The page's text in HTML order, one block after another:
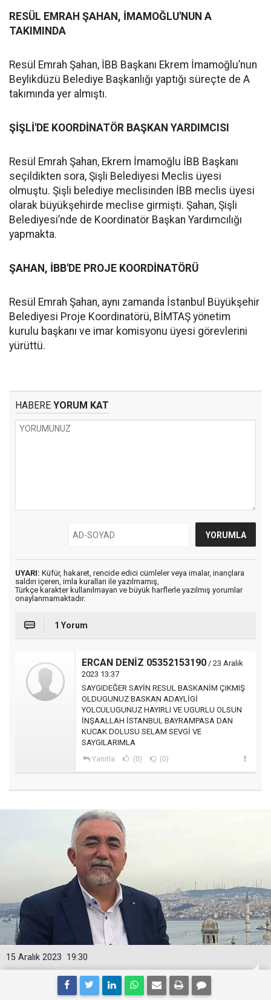
RESÜL EMRAH ŞAHAN, İMAMOĞLU'NUN A
TAKIMINDA
Resül Emrah Şahan, İBB Başkanı Ekrem İmamoğlu’nun
Beylikdüzü Belediye Başkanlığı yaptığı süreçte de A
takımında yer almıştı.
ŞİŞLİ'DE KOORDİNATÖR BAŞKAN YARDIMCISI
Resül Emrah Şahan, Ekrem İmamoğlu İBB Başkanı
seçildikten sora, Şişli Belediyesi Meclis üyesi
olmuştu. Şişli belediye meclisinden İBB meclis üyesi
olarak büyükşehirde meclise girmişti. Şahan, Şişli
Belediyesi’nde de Koordinatör Başkan Yardımcılığı
yapmakta.
ŞAHAN, İBB'DE PROJE KOORDİNATÖRÜ
Resül Emrah Şahan, aynı zamanda İstanbul Büyükşehir
Belediyesi Proje Koordinatörü, BİMTAŞ yönetim
kurulu başkanı ve imar komisyonu üyesi görevlerini
yürüttü.
HABERE YORUM KAT
UYARI: Küfür, hakaret, rencide edici cümleler veya imalar, inançlara
saldırı içeren, imla kuralları ile yazılmamış,
Türkçe karakter kullanılmayan ve büyük harflerle yazılmış yorumlar
onaylanmamaktadır.
1 Yorum
ERCAN DENİZ 05352153190 / 23 Aralık
2023 13:37
SAYGIDEĞER SAYİN RESUL BASKANİM ÇIKMIŞ
OLDUGUNUZ BASKAN ADAYLİGİ
YOLCULUGUNUZ HAYIRLI VE UGURLU OLSUN
İNŞAALLAH İSTANBUL BAYRAMPASA DAN
KUCAK DOLUSU SELAM SEVGİ VE
SAYGILARIMLA
Yanıtla (0) (0)
19:30
15 Aralık 2023